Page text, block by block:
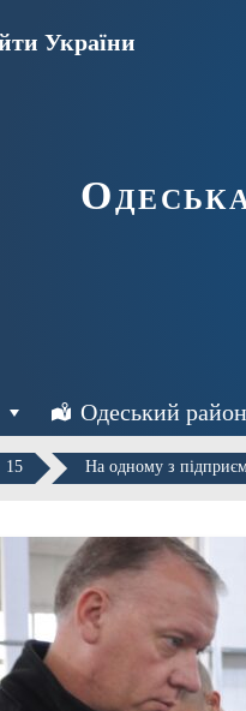
України
Одеський район
15 На одному з